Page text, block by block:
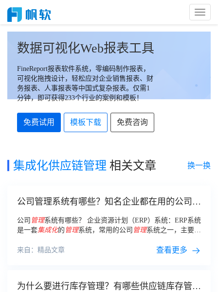
Toggle
数据可视化Web报表工具
FineReport报表软件系统，零编码制作报表，
可视化拖拽设计，轻松应对企业销售报表、财
务报表、人事报表等中国式复杂报表。仅需1
分钟，即可获得233个行业的案例和模板！
免费试用 模板下载 免费咨询
集成化供应链管理 相关文章 换一换
公司管理系统有哪些？知名企业都在用的公司管
理方案在这里
公司 管理系统有哪些？ 企业资源计划（ERP）系统：ERP系统
是一套集成化的 管理系统，常用的公司 管理系统之一，主要用
理、销售管理、财务
来自：精品文章 查看更多
为什么要进行库存管理？有哪些供应链库存管理